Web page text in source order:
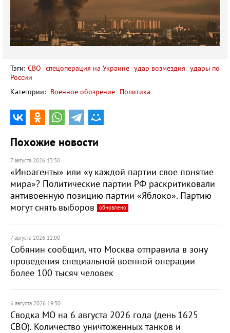
Тэги: СВО спецоперация на Украине удар возмездия удары по
России
Категории: Военное обозрение Политика
Похожие новости
7 августа 2026 13:30
«Иноагенты» или «у каждой партии свое понятие
мира»? Политические партии РФ раскритиковали
антивоенную позицию партии «Яблоко». Партию
могут снять выборов
обновлено
7 августа 2026 12:00
Собянин сообщил, что Москва отправила в зону
проведения специальной военной операции
более 100 тысяч человек
6 августа 2026 19:30
Сводка МО на 6 августа 2026 года (день 1625
СВО). Количество уничтоженных танков и